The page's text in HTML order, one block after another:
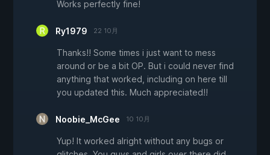
Works perfectly fine!
Ry1979 22 10月
Thanks!! Some times i just want to mess
around or be a bit OP. But i could never find
anything that worked, including on here till
you updated this. Much appreciated!!
Noobie_McGee 10 10月
Yup! It worked alright without any bugs or